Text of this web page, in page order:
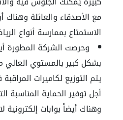
مع الأصدقاء والعائلة وهناك
الاستمتاع بممارسة أنواع
وحرصت الشركة المطورة
بشكل كبير بالمستوي العالي
يتم التوزيع لكاميرات
أجل توفير الحماية المناسبة
وهناك أيضاً بوابات إلكترونية